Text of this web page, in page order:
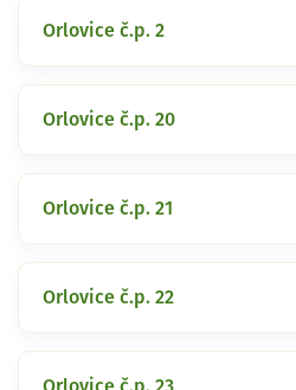
Orlovice č.p. 2
Orlovice č.p. 20
Orlovice č.p. 21
Orlovice č.p. 22
Orlovice č.p. 23